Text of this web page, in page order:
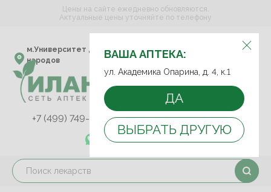
ВЫБЕРИТЕ АПТЕКУ:
м.Университет дружбы
народов
ул. Академика Опарина,
д. 4, к.1
ВАША АПТЕКА:
ул. Академика Опарина, д. 4, к.1
ДА
ВЫБРАТЬ ДРУГУЮ
Цены на сайте ежедневно обновляются.
Актуальные цены уточняйте по телефону
+7 (499) 749-75-92
+7 (499) 749-74-89
+7 (989) 579-78-73